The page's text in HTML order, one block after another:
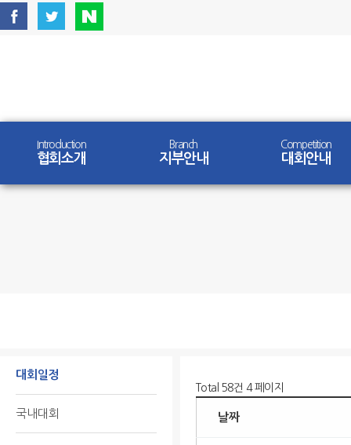
Introduction
협회소개
Branch
지부안내
Competition
대회안내
대회일정
국내대회
Total 58건 4 페이지
날짜